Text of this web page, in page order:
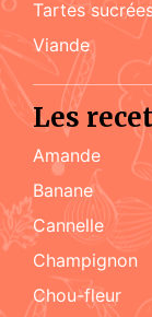
tartes
viande
Les
amande
Banane
cannelle
champignon
chou-fleur